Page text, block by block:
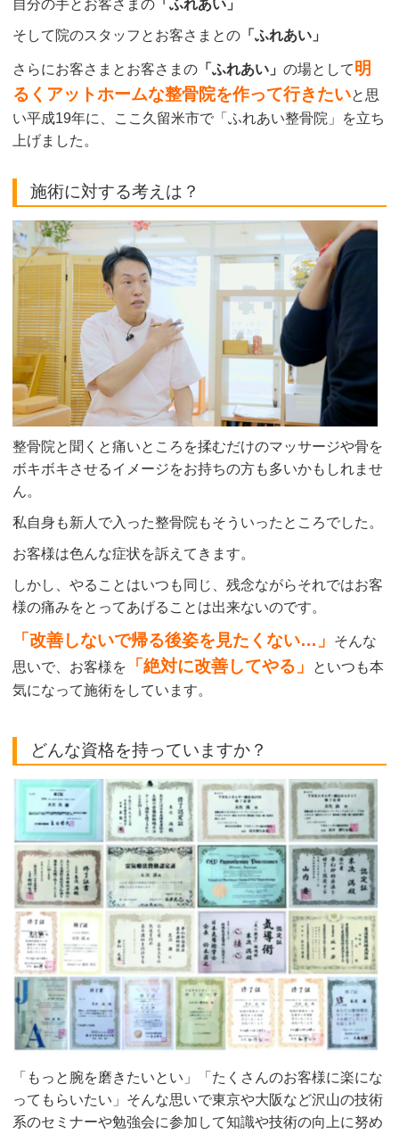
自分の手とお客さまの 「ふれあい」
そして院のスタッフとお客さまとの 「ふれあい」
さらにお客さまとお客さまの 「ふれあい」の場として明
るくアットホームな整骨院を作って行きたいと思
い平成19年に、ここ久留米市で「ふれあい整骨院」を立ち
上げました。
施術に対する考えは？
整骨院と聞くと痛いところを揉むだけのマッサージや骨を
ボキボキさせるイメージをお持ちの方も多いかもしれませ
ん。
私自身も新人で入った整骨院もそういったところでした。
お客様は色んな症状を訴えてきます。
しかし、やることはいつも同じ、残念ながらそれではお客
様の痛みをとってあげることは出来ないのです。
「改善しないで帰る後姿を見たくない…」
そんな
思いで、お客様を
「絶対に改善してやる」
といつも本
気になって施術をしています。
どんな資格を持っていますか？
「もっと腕を磨きたいとい」「たくさんのお客様に楽にな
ってもらいたい」そんな思いで東京や大阪など沢山の技術
系のセミナーや勉強会に参加して知識や技術の向上に努め